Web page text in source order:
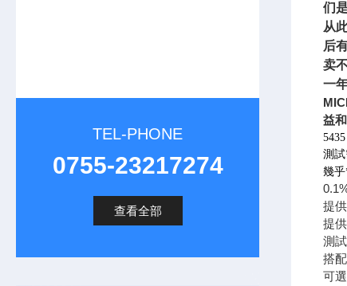
TEL-PHONE
0755-23217274
查看全部
们
从
后
卖
一
益
測
幾
提
提
測
搭
可